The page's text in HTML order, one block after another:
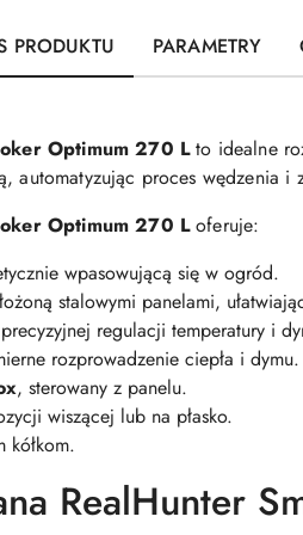
PRODUKTU PARAMETRY
Optimum 270 Lto idealne
automatyzując proces wędzenia i
Optimum 270 Loferuje:
wpasowującą się w ogród.
stalowymi panelami,
regulacji temperatury i
rozprowadzenie ciepła i dymu.
, sterowany z panelu.
wiszącej lub na płasko.
kółkom.
RealHunter